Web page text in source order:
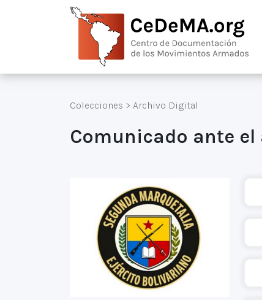
Colecciones > Archivo Digital
Comunicado ante